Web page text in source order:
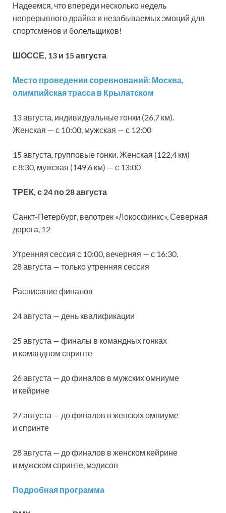
Надеемся, что впереди несколько недель
непрерывного драйва и незабываемых эмоций для
спортсменов и болельщиков!
ШОССЕ, 13 и 15 августа
Место проведения соревнований: Москва,
олимпийская трасса в Крылатском
13 августа, индивидуальные гонки (26,7 км).
Женская — с 10:00, мужская — с 12:00
15 августа, групповые гонки. Женская (122,4 км)
с 8:30, мужская (149,6 км) — с 13:00
ТРЕК, с 24 по 28 августа
Санкт-Петербург, велотрек «Локосфинкс», Северная
дорога, 12
Утренняя сессия с 10:00, вечерняя — с 16:30.
28 августа — только утренняя сессия
Расписание финалов
24 августа — день квалификации
25 августа — финалы в командных гонках
и командном спринте
26 августа — до финалов в мужских омниуме
и кейрине
27 августа — до финалов в женских омниуме
и спринте
28 августа — до финалов в женском кейрине
и мужском спринте, мэдисон
Подробная программа